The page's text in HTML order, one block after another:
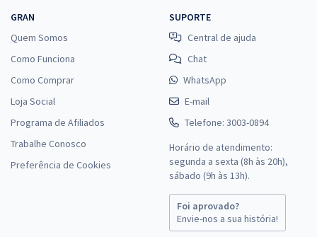
GRAN
Quem Somos
Como Funciona
Como Comprar
Loja Social
Programa de Afiliados
Trabalhe Conosco
Preferência de Cookies
SUPORTE
Central de ajuda
Chat
WhatsApp
E-mail
Telefone: 3003-0894
Horário de atendimento:
segunda a sexta (8h às 20h),
sábado (9h às 13h).
Foi aprovado?
Envie-nos a sua história!